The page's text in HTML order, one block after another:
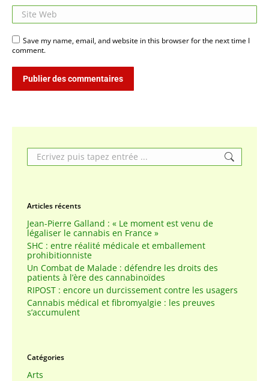
Site Web
Save my name, email, and website in this browser for the next time I
comment.
Publier des commentaires
Search:
Articles récents
Jean-Pierre Galland : « Le moment est venu de
légaliser le cannabis en France »
SHC : entre réalité médicale et emballement
prohibitionniste
Un Combat de Malade : défendre les droits des
patients à l’ère des cannabinoïdes
RIPOST : encore un durcissement contre les usagers
Cannabis médical et fibromyalgie : les preuves
s’accumulent
Catégories
Arts